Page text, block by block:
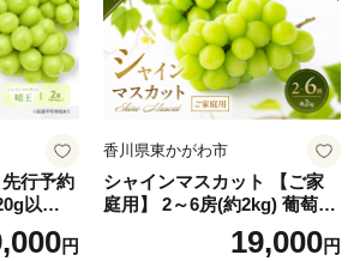
行予約
以
ット 晴
円
香川県東かがわ市
シャインマスカット 【ご家
庭用】 2～6房(約2kg) 葡萄 ぶ
どう ブドウ フルーツ 果物 く
だもの 果実 旬の果物 旬のフ
19,000円